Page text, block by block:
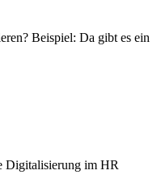
Beispiel: Da gibt es ein
Digitalisierung im HR